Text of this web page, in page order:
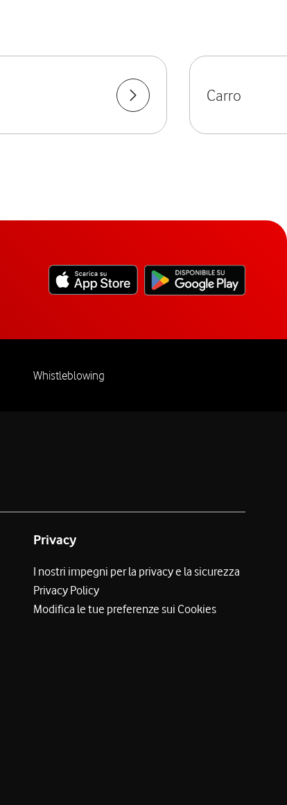
Carro
Whistleblowing
Privacy
I nostri impegni per la privacy e la sicurezza
Privacy Policy
Modifica le tue preferenze sui Cookies